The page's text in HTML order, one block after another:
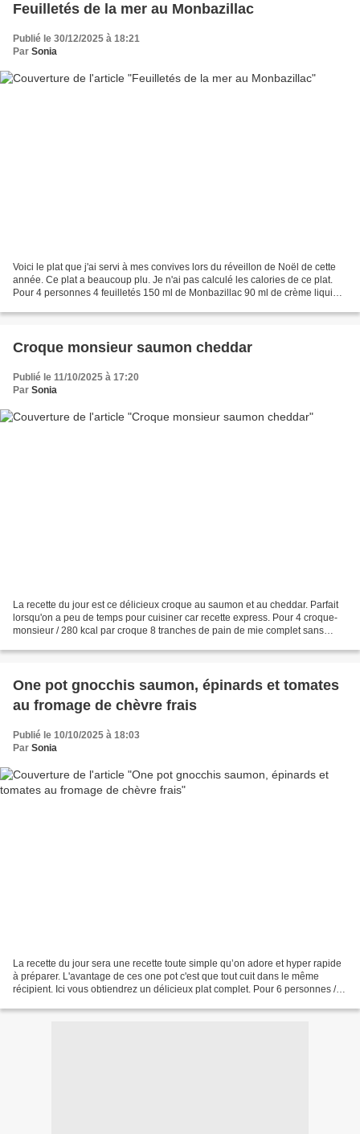
Feuilletés de la mer au Monbazillac
Publié le 30/12/2025 à 18:21
Par Sonia
Voici le plat que j'ai servi à mes convives lors du réveillon de Noël de cette
année. Ce plat a beaucoup plu. Je n'ai pas calculé les calories de ce plat.
Pour 4 personnes 4 feuilletés 150 ml de Monbazillac 90 ml de crème liquide
Croque monsieur saumon cheddar
Publié le 11/10/2025 à 17:20
Par Sonia
La recette du jour est ce délicieux croque au saumon et au cheddar. Parfait
lorsqu'on a peu de temps pour cuisiner car recette express. Pour 4 croque-
monsieur / 280 kcal par croque 8 tranches de pain de mie complet sans
One pot gnocchis saumon, épinards et tomates
au fromage de chèvre frais
Publié le 10/10/2025 à 18:03
Par Sonia
La recette du jour sera une recette toute simple qu’on adore et hyper rapide
à préparer. L'avantage de ces one pot c'est que tout cuit dans le même
récipient. Ici vous obtiendrez un délicieux plat complet. Pour 6 personnes /